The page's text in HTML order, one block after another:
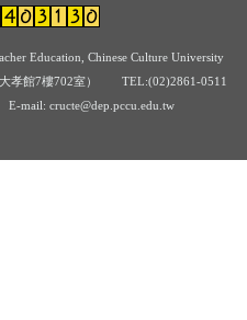
Education, Chinese Culture University
大孝館7樓702室） TEL:(02)2861-0511
cructe@dep.pccu.edu.tw